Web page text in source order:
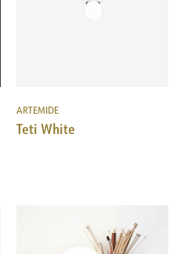
ARTEMIDE
Teti White